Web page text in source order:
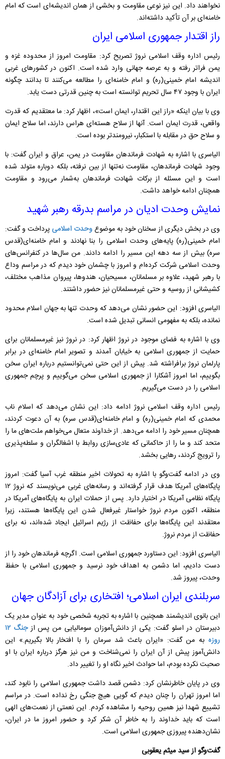
نخواهند داد. این نیز نوعی مقاومت و بخشی از همان اندیشه‌ای است که امام
خامنه‌ای بر آن تأکید داشته‌اند.
راز اقتدار جمهوری اسلامی ایران
رئیس اداره وقف اسلامی نروژ تصریح کرد: مقاومت امروز از محدوده غزه و
یمن فراتر رفته و به عرصه جهانی وارد شده است. اکنون در کشورهای غربی
اندیشه امام خمینی(ره) و امام خامنه‌ای را مطالعه می‌کنند تا بدانند چگونه
ایران با وجود ۴۷ سال تحریم توانسته است به چنین قدرتی دست یابد.
وی با بیان اینکه «راز این اقتدار، ایمان است»، اظهار کرد: ما معتقدیم که قدرت
واقعی، قدرت ایمان است. آنها از سلاح هسته‌ای هراس دارند، اما سلاح ایمان
و سلاح حق در مقابله با استکبار، نیرومندتر بوده است.
الیاسری با اشاره به شهادت فرماندهان مقاومت در یمن، عراق و ایران گفت: با
وجود شهادت فرماندهان، مقاومت نه‌تنها از بین نرفته، بلکه دوباره متولد شده
است و این مسئله از برکات شهادت فرماندهان به‌شمار می‌رود و مقاومت
همچنان ادامه خواهد داشت.
نمایش وحدت ادیان در مراسم بدرقه رهبر شهید
وی در بخش دیگری از سخنان خود به موضوعوحدت اسلامی پرداخت و گفت:
امام خمینی(ره) پایه‌های وحدت اسلامی را بنا نهادند و امام خامنه‌ای(قدس
سره) بیش از سه دهه این مسیر را ادامه دادند. من سال‌ها در کنفرانس‌های
وحدت اسلامی شرکت کرده‌ام و امروز با چشمان خود دیدم که در مراسم وداع
با رهبر شهید، علاوه بر مسلمانان، مسیحیان، هندوها، پیروان مذاهب مختلف،
کشیشانی از روسیه و حتی غیرمسلمانان نیز حضور داشتند.
الیاسری افزود: این حضور نشان می‌دهد که وحدت تنها به جهان اسلام محدود
نمانده، بلکه به مفهومی انسانی تبدیل شده است.
وی با اشاره به فضای موجود در نروژ اظهار کرد: در نروژ نیز غیرمسلمانان برای
حمایت از جمهوری اسلامی به خیابان آمدند و تصویر امام خامنه‌ای در برابر
پارلمان نروژ برافراشته شد. پیش از این حتی نمی‌توانستیم درباره ایران سخن
بگوییم، اما امروز آشکارا از جمهوری اسلامی سخن می‌گوییم و پرچم جمهوری
اسلامی را در دست می‌گیریم.
رئیس اداره وقف اسلامی نروژ ادامه داد: این نشان می‌دهد که اسلام ناب
محمدی که امام خمینی(ره) و امام خامنه‌ای(قدس سره) به آن دعوت کردند،
همچنان مسیر خود را ادامه می‌دهد. از خداوند متعال می‌خواهم ملت‌های ما را
متحد کند و ما را از حاکمانی که عادی‌سازی روابط با اشغالگران و سلطه‌پذیری
را ترویج کردند، رهایی بخشد.
وی در ادامه گفت‌وگو با اشاره به تحولات اخیر منطقه غرب آسیا گفت: امروز
پایگاه‌های آمریکا هدف قرار گرفته‌اند و رسانه‌های غربی می‌نویسند که نروژ ۱۲
پایگاه نظامی آمریکا در اختیار دارد. پس از حملات ایران به پایگاه‌های آمریکا در
منطقه، اکنون مردم نروژ خواستار غیرفعال شدن این پایگاه‌ها هستند، زیرا
معتقدند این پایگاه‌ها برای حفاظت از رژیم اسرائیل ایجاد شده‌اند، نه برای
حفاظت از مردم نروژ.
الیاسری افزود: این دستاورد جمهوری اسلامی است. اگرچه فرماندهان خود را از
دست دادیم، اما دشمن به اهداف خود نرسید و جمهوری اسلامی با حفظ
وحدت، پیروز شد.
سربلندی ایران اسلامی؛ افتخاری برای آزادگان جهان
این بانوی اندیشمند همچنین با اشاره به تجربه شخصی خود به عنوان مدیر یک
دبیرستان در اسلو گفت: یکی از دانش‌آموزان سومالیایی من پس از
جنگ ۱۲
روزه به من گفت: «ایران باعث شد سرمان را با افتخار بالا بگیریم.» این
دانش‌آموز پیش از آن ایران را نمی‌شناخت و من نیز هرگز درباره ایران با او
صحبت نکرده بودم، اما حوادث اخیر نگاه او را تغییر داد.
وی در پایان خاطرنشان کرد: دشمن قصد داشت جمهوری اسلامی را نابود کند،
اما امروز تهران را چنان دیدم که گویی هیچ جنگی رخ نداده است. در مراسم
تشییع شهدا نیز همین روحیه را مشاهده کردم. این نعمتی از نعمت‌های الهی
است که باید خداوند را به خاطر آن شکر کرد و حضور امروز ما در ایران،
نشان‌دهنده پیروزی جمهوری اسلامی است.
گفت‌وگو از سید میثم یعقوبی